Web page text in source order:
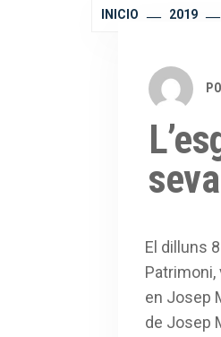
INICIO 2019
El dilluns
en Josep
de Josep